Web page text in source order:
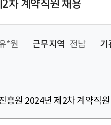
차 계약직원 채용
*원 근무지역 전남 기
흥원 2024년 제2차 계약직